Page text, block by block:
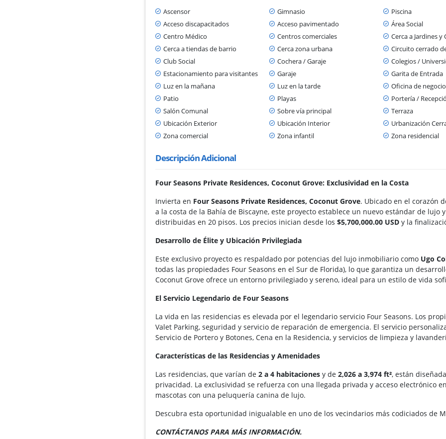
Ascensor Gimnasio Piscina
Acceso discapacitados
Acceso pavimentado Área Social
Centro Médico
Centros comerciales Cerca a Jardines y
Cerca a tiendas de barrio
Cerca zona urbana Circuito cerrado
Club Social
Cochera / Garaje Colegios /
Estacionamiento para visitantes
Garaje Garita de Entrada
Luz en la mañana
Luz en la tarde Oficina de
Patio
Playas Portería /
Salón Comunal
Sobre vía principal Terraza
Ubicación Exterior
Ubicación Interior Urbanización
Zona comercial
Zona infantil Zona residencial
Descripción Adicional
Four Seasons Private Residences, Coconut Grove: Exclusividad en la Costa
Invierta en Four Seasons Private Residences, Coconut Grove. Ubicado en el corazón
a la costa de la Bahía de Biscayne, este proyecto establece un nuevo estándar de lujo
distribuidas en 20 pisos. Los precios inician desde los$5,700,000.00 USD y la
Desarrollo de Élite y Ubicación Privilegiada
Este exclusivo proyecto es respaldado por potencias del lujo inmobiliario como Ugo
todas las propiedades Four Seasons en el Sur de Florida), lo que garantiza un
Coconut Grove ofrece un entorno privilegiado y sereno, ideal para un estilo de vida
El Servicio Legendario de Four Seasons
La vida en las residencias es elevada por el legendario servicio Four Seasons. Los
Valet Parking, seguridad y servicio de reparación de emergencia. El servicio
Servicio de Portero y Botones, Cena en la Residencia, y servicios de limpieza y
Características de las Residencias y Amenidades
Las residencias, que varían de2 a 4 habitaciones y de2,026 a 3,974 ft², están
privacidad. La exclusividad se refuerza con una llegada privada y acceso electrónico
mascotas con una peluquería canina de lujo.
Descubra esta oportunidad inigualable en uno de los vecindarios más codiciados de
CONTÁCTANOS PARA MÁS INFORMACIÓN.